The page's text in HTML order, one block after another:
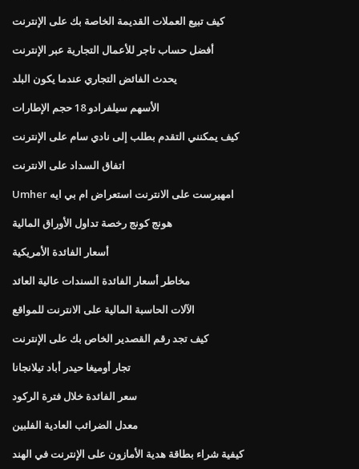
كيف تبيع العملات القديمة الخاصة بك على الإنترنت
أفضل حساب تاجر للأعمال التجارية عبر الإنترنت
يحدث الفائض التجاري عندما يكون البلد
الأسهم سيلفرادو 18 حجم الإطارات
كيف يمكنني التقدم بطلب إلى نادي سام على الإنترنت
اتفاق السداد على الانترنت
Umher امهيرست على الانترنت استعراض ام بي ايه
هونج كونج رخصة تداول الأوراق المالية
أسعار الفائدة الأمريكية
مخاطر أسعار الفائدة السندات عالية العائد
الآلات الحاسبة المالية على الانترنت للمواقع
كيف تجد رقم القصدير الخاص بك على الإنترنت
تجار أوميغا حيدر أباد تيلانجانا
سعر الفائدة خلال فترة الركود
معدل الضرائب العادية الفلبين
كيفية شراء بطاقة هدية الأمازون على الإنترنت في الهند